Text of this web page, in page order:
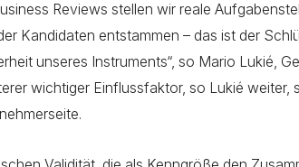
Reviews stellen wir reale
Kandidaten entstammen – das ist der
unseres Instruments“, so Mario Lukié,
wichtiger Einflussfaktor, so Lukié weiter,